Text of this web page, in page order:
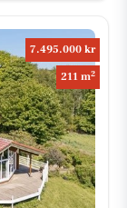
7.495.000 kr
211 m2